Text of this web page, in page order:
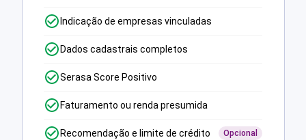
Indicação de empresas vinculadas
Dados cadastrais completos
Serasa Score Positivo
Faturamento ou renda presumida
Recomendação e limite de crédito Opcional